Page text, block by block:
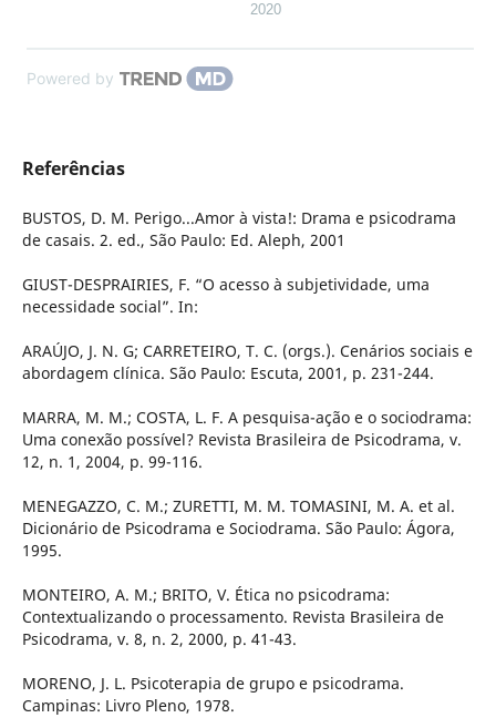
2020
Powered by
Referências
BUSTOS, D. M. Perigo...Amor à vista!: Drama e psicodrama
de casais. 2. ed., São Paulo: Ed. Aleph, 2001
GIUST-DESPRAIRIES, F. “O acesso à subjetividade, uma
necessidade social”. In:
ARAÚJO, J. N. G; CARRETEIRO, T. C. (orgs.). Cenários sociais e
abordagem clínica. São Paulo: Escuta, 2001, p. 231-244.
MARRA, M. M.; COSTA, L. F. A pesquisa-ação e o sociodrama:
Uma conexão possível? Revista Brasileira de Psicodrama, v.
12, n. 1, 2004, p. 99-116.
MENEGAZZO, C. M.; ZURETTI, M. M. TOMASINI, M. A. et al.
Dicionário de Psicodrama e Sociodrama. São Paulo: Ágora,
1995.
MONTEIRO, A. M.; BRITO, V. Ética no psicodrama:
Contextualizando o processamento. Revista Brasileira de
Psicodrama, v. 8, n. 2, 2000, p. 41-43.
MORENO, J. L. Psicoterapia de grupo e psicodrama.
Campinas: Livro Pleno, 1978.